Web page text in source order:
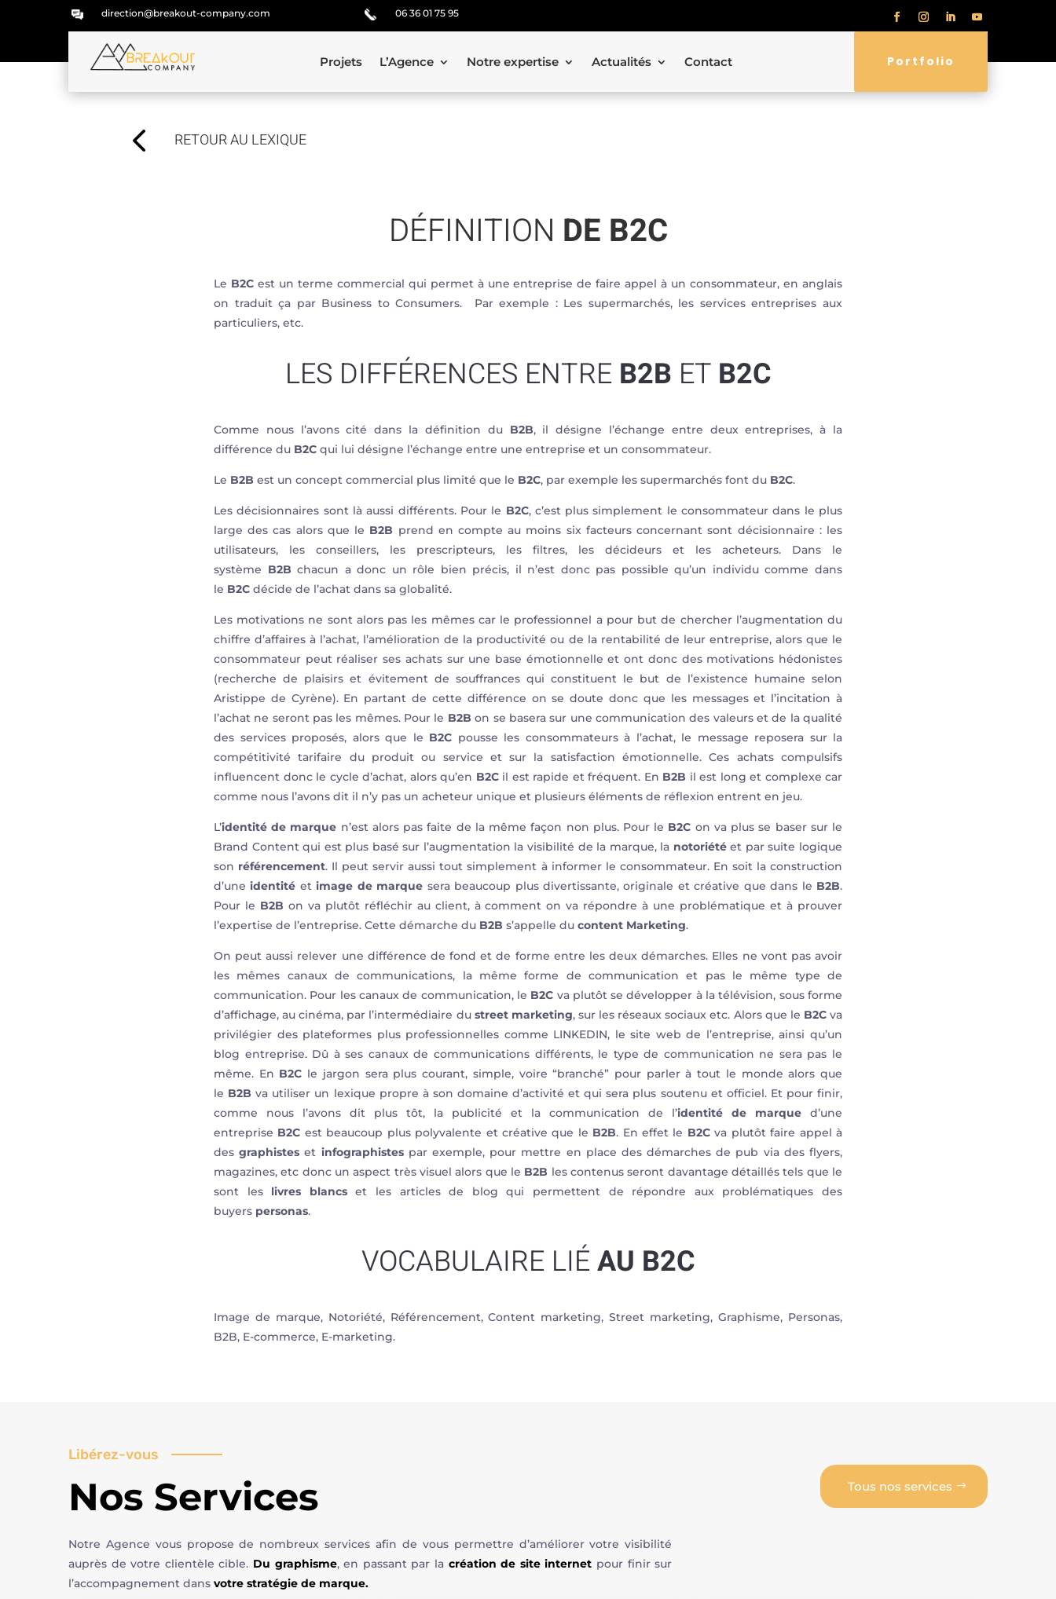
direction@breakout-company.com 06 36 01 75 95
Projets L’Agence Notre expertise Actualités Contact Portfolio
4 RETOUR AU LEXIQUE
DÉFINITION DE B2C
Le B2Cest un terme commercial qui permet à une entreprise de faire appel à un consommateur, en anglais
on traduit ça par Business to Consumers. Par exemple : Les supermarchés, les services entreprises aux
particuliers, etc.
LES DIFFÉRENCES ENTRE B2B ET B2C
Comme nous l’avons cité dans la définition du B2B, il désigne l’échange entre deux entreprises, à la
différence du B2C qui lui désigne l’échange entre une entreprise et un consommateur.
Le B2B est un concept commercial plus limité que le B2C, par exemple les supermarchés font du B2C.
Les décisionnaires sont là aussi différents. Pour le B2C, c’est plus simplement le consommateur dans le plus
large des cas alors que le B2B prend en compte au moins six facteurs concernant sont décisionnaire : les
utilisateurs, les conseillers, les prescripteurs, les filtres, les décideurs et les acheteurs. Dans le
système B2B chacun a donc un rôle bien précis, il n’est donc pas possible qu’un individu comme dans
le B2C décide de l’achat dans sa globalité.
Les motivations ne sont alors pas les mêmes car le professionnel a pour but de chercher l’augmentation du
chiffre d’affaires à l’achat, l’amélioration de la productivité ou de la rentabilité de leur entreprise, alors que le
consommateur peut réaliser ses achats sur une base émotionnelle et ont donc des motivations hédonistes
(recherche de plaisirs et évitement de souffrances qui constituent le but de l’existence humaine selon
Aristippe de Cyrène). En partant de cette différence on se doute donc que les messages et l’incitation à
l’achat ne seront pas les mêmes. Pour le B2B on se basera sur une communication des valeurs et de la qualité
des services proposés, alors que le B2C pousse les consommateurs à l’achat, le message reposera sur la
compétitivité tarifaire du produit ou service et sur la satisfaction émotionnelle. Ces achats compulsifs
influencent donc le cycle d’achat, alors qu’en B2Cil est rapide et fréquent. En B2B il est long et complexe car
comme nous l’avons dit il n’y pas un acheteur unique et plusieurs éléments de réflexion entrent en jeu.
L’identité de marque n’est alors pas faite de la même façon non plus. Pour le B2C on va plus se baser sur le
Brand Content qui est plus basé sur l’augmentation la visibilité de la marque, la notoriétéet par suite logique
son référencement. Il peut servir aussi tout simplement à informer le consommateur. En soit la construction
d’uneidentité et image de marque sera beaucoup plus divertissante, originale et créative que dans le B2B.
Pour le B2B on va plutôt réfléchir au client, à comment on va répondre à une problématique et à prouver
l’expertise de l’entreprise. Cette démarche du B2B s’appelle du content Marketing.
On peut aussi relever une différence de fond et de forme entre les deux démarches. Elles ne vont pas avoir
les mêmes canaux de communications, la même forme de communication et pas le même type de
communication. Pour les canaux de communication, le B2C va plutôt se développer à la télévision, sous forme
d’affichage, au cinéma, par l’intermédiaire dustreet marketing, sur les réseaux sociaux etc. Alors que le B2Cva
privilégier des plateformes plus professionnelles comme LINKEDIN, le site web de l’entreprise, ainsi qu’un
blog entreprise. Dû à ses canaux de communications différents, le type de communication ne sera pas le
même. En B2C le jargon sera plus courant, simple, voire “branché” pour parler à tout le monde alors que
le B2B va utiliser un lexique propre à son domaine d’activité et qui sera plus soutenu et officiel. Et pour finir,
comme nous l’avons dit plus tôt, la publicité et la communication de l’identité de marque d’une
entreprise B2C est beaucoup plus polyvalente et créative que le B2B. En effet le B2Cva plutôt faire appel à
desgraphistes et infographistespar exemple, pour mettre en place des démarches de pub via des flyers,
magazines, etc donc un aspect très visuel alors que le B2B les contenus seront davantage détaillés tels que le
sont les livres blancset les articles de blog qui permettent de répondre aux problématiques des
buyers personas.
VOCABULAIRE LIÉAU B2C
Image de marque, Notoriété, Référencement, Content marketing, Street marketing, Graphisme, Personas,
B2B, E-commerce, E-marketing.
Libérez-vous
Nos Services
Notre Agence vous propose de nombreux services afin de vous permettre d’améliorer votre visibilité
auprès de votre clientèle cible. Du graphisme, en passant par la création de site internet pour finir sur
l’accompagnement dans votre stratégie de marque.
Tous nos services